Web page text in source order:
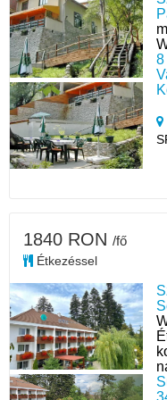
1840 RON /fő
Étkezéssel